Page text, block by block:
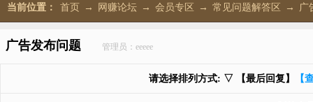
当前位置： 首页 → 网赚论坛 → 会员专区 → 常见问题解答区 → 广
广告发布问题 管理员：eeeee
请选择排列方式: ▽ 【最后回复】 【